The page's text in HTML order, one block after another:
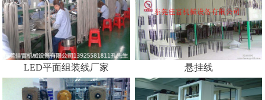
LED平面组装线厂家 悬挂线